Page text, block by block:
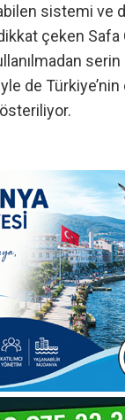
sistemi ve
çeken Safa
serin
de Türkiye’nin